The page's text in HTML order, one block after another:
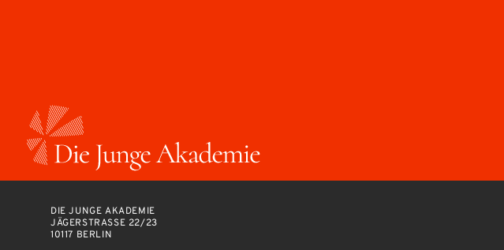
DIE JUNGE AKADEMIE
JÄGERSTRASSE 22/23
10117 BERLIN